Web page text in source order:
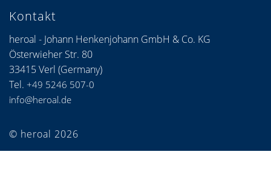
Kontakt
heroal - Johann Henkenjohann GmbH & Co. KG
Österwieher Str. 80
33415 Verl (Germany)
Tel. +49 5246 507-0
info@heroal.de
© heroal 2026